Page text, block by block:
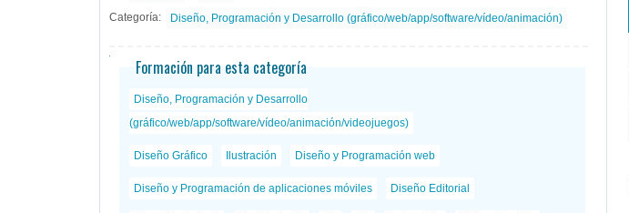
Categoría:
Diseño, Programación y Desarrollo (gráfico/web/app/software/vídeo/animación)
Formación para esta categoría
Diseño, Programación y Desarrollo
(gráfico/web/app/software/vídeo/animación/videojuegos)
Diseño Gráfico Ilustración Diseño y Programación web
Diseño y Programación de aplicaciones móviles Diseño Editorial